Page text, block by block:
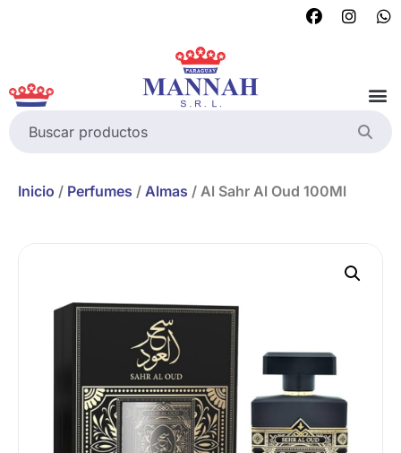
Inicio / Perfumes / Almas / Al Sahr Al Oud 100Ml